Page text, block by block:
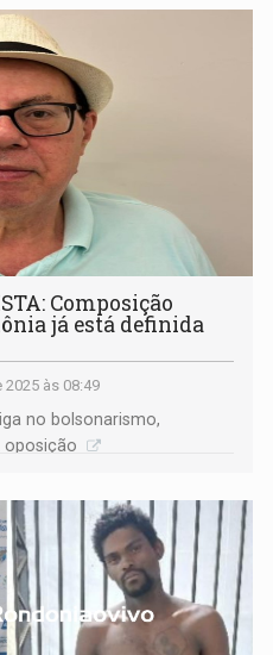
Composição
já está definida
às 08:49
no bolsonarismo,
oposição